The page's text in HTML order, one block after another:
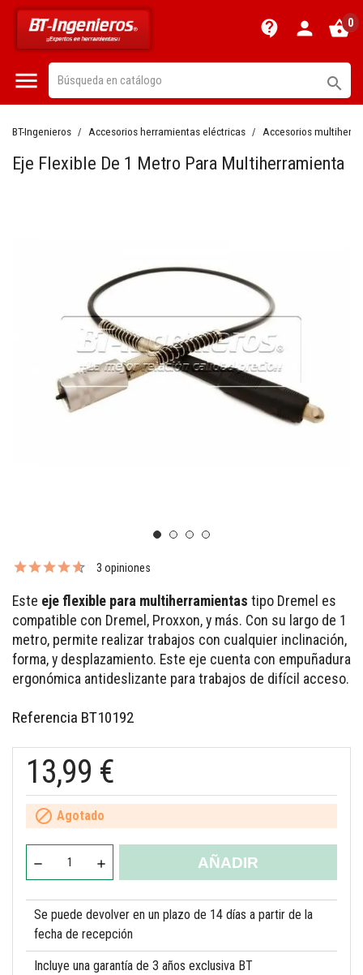
contact_support person shopping_basket0
 
BT-Ingenieros Accesorios herramientas eléctricas Accesorios
Eje Flexible De 1 Metro Para Multiherramienta
3 opiniones
Este eje flexible para multiherramientas tipo Dremel es
compatible con Dremel, Proxxon, y más. Con su largo de 1
metro, permite realizar trabajos con cualquier inclinación,
forma, y desplazamiento. Este eje cuenta con empuñadura
ergonómica antideslizante para trabajos de difícil acceso.
Referencia BT10192
13,99 €
 Agotado
AÑADIR
Se puede devolver en un plazo de 14 días a partir de la
fecha de recepción
Incluye una garantía de 3 años exclusiva BT